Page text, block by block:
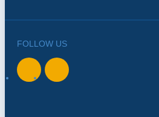
FOLLOW US